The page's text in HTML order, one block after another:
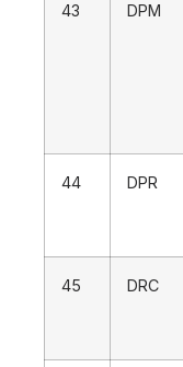
43 DPM
44 DPR
45 DRC